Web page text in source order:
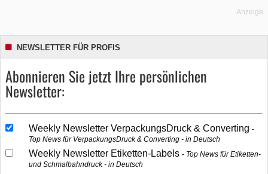
Anzeige
NEWSLETTER FÜR PROFIS
Abonnieren Sie jetzt Ihre persönlichen
Newsletter:
Weekly Newsletter VerpackungsDruck & Converting
Top News für VerpackungsDruck & Converting - in Deutsch
Weekly Newsletter Etiketten-Labels
Top News für Etiketten-
und Schmalbahndruck - in Deutsch